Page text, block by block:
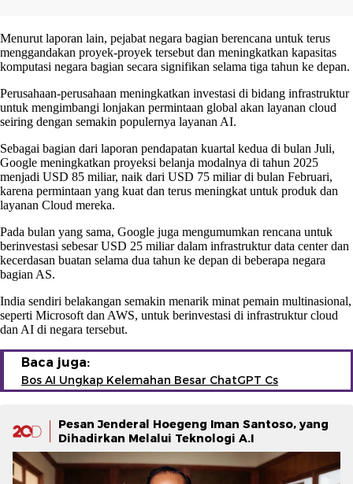
Menurut laporan lain, pejabat negara bagian berencana untuk terus
menggandakan proyek-proyek tersebut dan meningkatkan kapasitas
komputasi negara bagian secara signifikan selama tiga tahun ke depan.
Perusahaan-perusahaan meningkatkan investasi di bidang infrastruktur
untuk mengimbangi lonjakan permintaan global akan layanan cloud
seiring dengan semakin populernya layanan AI.
Sebagai bagian dari laporan pendapatan kuartal kedua di bulan Juli,
Google meningkatkan proyeksi belanja modalnya di tahun 2025
menjadi USD 85 miliar, naik dari USD 75 miliar di bulan Februari,
karena permintaan yang kuat dan terus meningkat untuk produk dan
layanan Cloud mereka.
Pada bulan yang sama, Google juga mengumumkan rencana untuk
berinvestasi sebesar USD 25 miliar dalam infrastruktur data center dan
kecerdasan buatan selama dua tahun ke depan di beberapa negara
bagian AS.
India sendiri belakangan semakin menarik minat pemain multinasional,
seperti Microsoft dan AWS, untuk berinvestasi di infrastruktur cloud
dan AI di negara tersebut.
Baca juga:
Bos AI Ungkap Kelemahan Besar ChatGPT Cs
Pesan Jenderal Hoegeng Iman Santoso, yang
Dihadirkan Melalui Teknologi A.I